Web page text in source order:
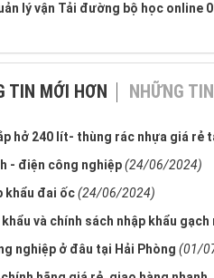
lý vận Tải đường bộ học online
TIN MỚI HƠN NHỮNG
hở 240 lít- thùng rác nhựa giá rẻ
- điện công nghiệp(24/06/2024)
khẩu đai ốc(24/06/2024)
và chính sách nhập khẩu gạch
nghiệp ở đâu tại Hải Phòng (01/